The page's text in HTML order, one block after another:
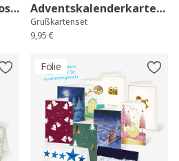
Weihnachten mit Janosch Adventskalenderkarten Lebkuchen
Grußkartenset
9,95 €
Folie